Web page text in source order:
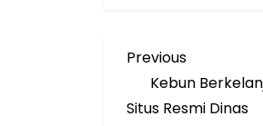
N
a
Previous
Post
Previous
Kebun
Situs Resmi Dinas